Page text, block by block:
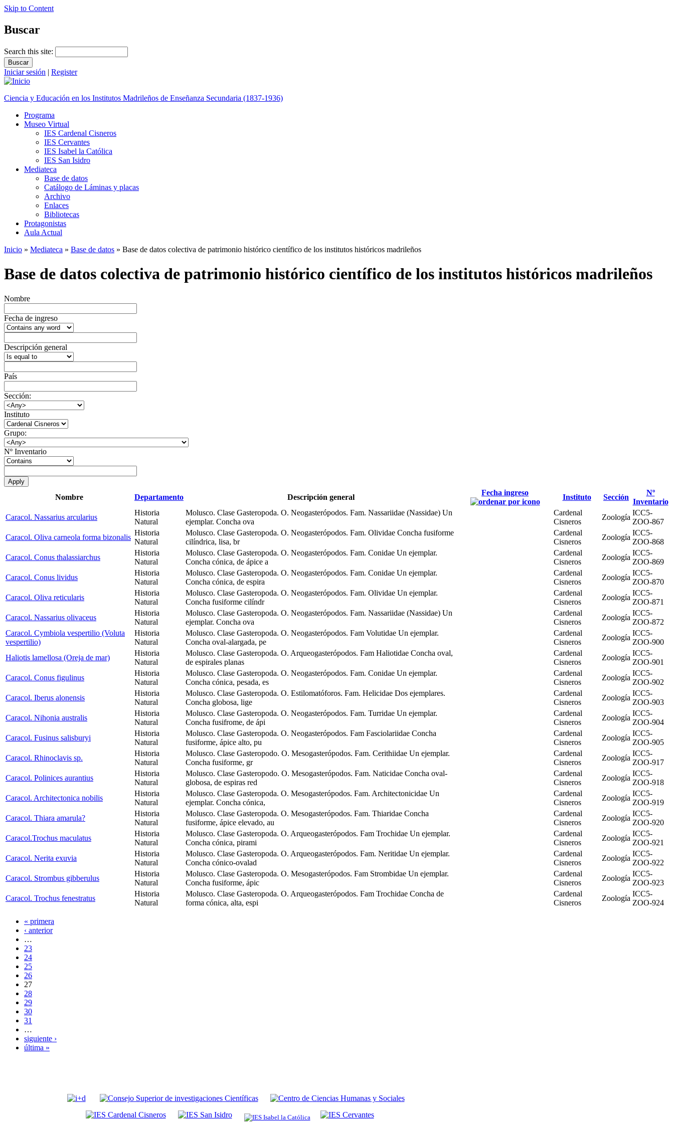
Skip to Content
Buscar
Search this site:
Iniciar sesión | Register
Ciencia y Educación en los Institutos Madrileños de Enseñanza Secundaria (1837-1936)
Programa
Museo Virtual
IES Cardenal Cisneros
IES Cervantes
IES Isabel la Católica
IES San Isidro
Mediateca
Base de datos
Catálogo de Láminas y placas
Archivo
Enlaces
Bibliotecas
Protagonistas
Aula Actual
Inicio » Mediateca » Base de datos » Base de datos colectiva de patrimonio histórico científico de los institutos históricos madrileños
Base de datos colectiva de patrimonio histórico científico de los institutos históricos madrileños
Nombre
Fecha de ingreso
Descripción general
País
Sección:
Instituto
Grupo:
Nº Inventario
Nombre Departamento Descripción general
Fecha ingreso
Instituto Sección
Nº
Inventario
Caracol. Nassarius arcularius
Historia
Natural
Molusco. Clase Gasteropoda. O. Neogasterópodos. Fam. Nassariidae (Nassidae) Un
ejemplar. Concha ova
Cardenal
Cisneros
Zoología
ICC5-
ZOO-867
Caracol. Oliva carneola forma bizonalis
Historia
Natural
Molusco. Clase Gasteropoda. O. Neogasterópodos. Fam. Olividae Concha fusiforme
cilíndrica, lisa, br
Cardenal
Cisneros
Zoología
ICC5-
ZOO-868
Caracol. Conus thalassiarchus
Historia
Natural
Molusco. Clase Gasteropoda. O. Neogasterópodos. Fam. Conidae Un ejemplar.
Concha cónica, de ápice a
Cardenal
Cisneros
Zoología
ICC5-
ZOO-869
Caracol. Conus lividus
Historia
Natural
Molusco. Clase Gasteropoda. O. Neogasterópodos. Fam. Conidae Un ejemplar.
Concha cónica, de espira
Cardenal
Cisneros
Zoología
ICC5-
ZOO-870
Caracol. Oliva reticularis
Historia
Natural
Molusco. Clase Gasteropoda. O. Neogasterópodos. Fam. Olividae Un ejemplar.
Concha fusiforme cilíndr
Cardenal
Cisneros
Zoología
ICC5-
ZOO-871
Caracol. Nassarius olivaceus
Historia
Natural
Molusco. Clase Gasteropoda. O. Neogasterópodos. Fam. Nassariidae (Nassidae) Un
ejemplar. Concha ova
Cardenal
Cisneros
Zoología
ICC5-
ZOO-872
Caracol. Cymbiola vespertilio (Voluta
vespertilio)
Historia
Natural
Molusco. Clase Gasteropoda. O. Neogasterópodos. Fam Volutidae Un ejemplar.
Concha oval-alargada, pe
Cardenal
Cisneros
Zoología
ICC5-
ZOO-900
Haliotis lamellosa (Oreja de mar)
Historia
Natural
Molusco. Clase Gasteropoda. O. Arqueogasterópodos. Fam Haliotidae Concha oval,
de espirales planas
Cardenal
Cisneros
Zoología
ICC5-
ZOO-901
Caracol. Conus figulinus
Historia
Natural
Molusco. Clase Gasteropoda. O. Neogasterópodos. Fam. Conidae Un ejemplar.
Concha cónica, pesada, es
Cardenal
Cisneros
Zoología
ICC5-
ZOO-902
Caracol. Iberus alonensis
Historia
Natural
Molusco. Clase Gasteropoda. O. Estilomatóforos. Fam. Helicidae Dos ejemplares.
Concha globosa, lige
Cardenal
Cisneros
Zoología
ICC5-
ZOO-903
Caracol. Nihonia australis
Historia
Natural
Molusco. Clase Gasteropoda. O. Neogasterópodos. Fam. Turridae Un ejemplar.
Concha fusifrome, de ápi
Cardenal
Cisneros
Zoología
ICC5-
ZOO-904
Caracol. Fusinus salisburyi
Historia
Natural
Molusco. Clase Gasteropoda. O. Neogasterópodos. Fam Fasciolariidae Concha
fusiforme, ápice alto, pu
Cardenal
Cisneros
Zoología
ICC5-
ZOO-905
Caracol. Rhinoclavis sp.
Historia
Natural
Molusco. Clase Gasteropodo. O. Mesogasterópodos. Fam. Cerithiidae Un ejemplar.
Concha fusiforme, gr
Cardenal
Cisneros
Zoología
ICC5-
ZOO-917
Caracol. Polinices aurantius
Historia
Natural
Molusco. Clase Gasteropodo. O. Mesogasterópodos. Fam. Naticidae Concha oval-
globosa, de espiras red
Cardenal
Cisneros
Zoología
ICC5-
ZOO-918
Caracol. Architectonica nobilis
Historia
Natural
Molusco. Clase Gasteropoda. O. Mesogasterópodos. Fam. Architectonicidae Un
ejemplar. Concha cónica,
Cardenal
Cisneros
Zoología
ICC5-
ZOO-919
Caracol. Thiara amarula?
Historia
Natural
Molusco. Clase Gasteropoda. O. Mesogasterópodos. Fam. Thiaridae Concha
fusiforme, ápice elevado, au
Cardenal
Cisneros
Zoología
ICC5-
ZOO-920
Caracol.Trochus maculatus
Historia
Natural
Molusco. Clase Gasteropoda. O. Arqueogasterópodos. Fam Trochidae Un ejemplar.
Concha cónica, pirami
Cardenal
Cisneros
Zoología
ICC5-
ZOO-921
Caracol. Nerita exuvia
Historia
Natural
Molusco. Clase Gasteropoda. O. Arqueogasterópodos. Fam. Neritidae Un ejemplar.
Concha cónico-ovalad
Cardenal
Cisneros
Zoología
ICC5-
ZOO-922
Caracol. Strombus gibberulus
Historia
Natural
Molusco. Clase Gasteropoda. O. Mesogasterópodos. Fam Strombidae Un ejemplar.
Concha fusiforme, ápic
Cardenal
Cisneros
Zoología
ICC5-
ZOO-923
Caracol. Trochus fenestratus
Historia
Natural
Molusco. Clase Gasteropoda. O. Arqueogasterópodos. Fam Trochidae Concha de
forma cónica, alta, espi
Cardenal
Cisneros
Zoología
ICC5-
ZOO-924
« primera
‹ anterior
…
23
24
25
26
27
28
29
30
31
…
siguiente ›
última »